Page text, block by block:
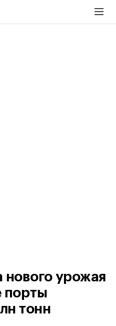
нового урожая
порты
тонн